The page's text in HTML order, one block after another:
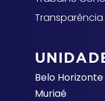
Transparência
Belo Horizonte
Muriaé